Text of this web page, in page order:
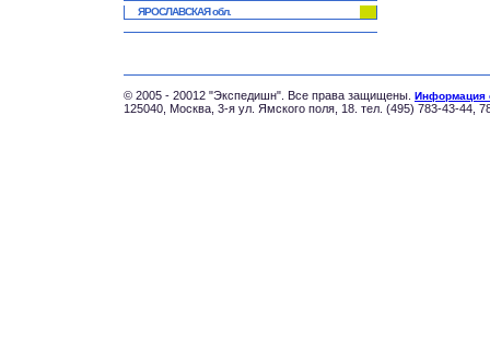
ЯРОСЛАВСКАЯ обл.
© 2005 - 20012 "Экспедишн". Все права защищены. Информация
125040, Москва, 3-я ул. Ямского поля, 18. тел. (495) 783-43-44,